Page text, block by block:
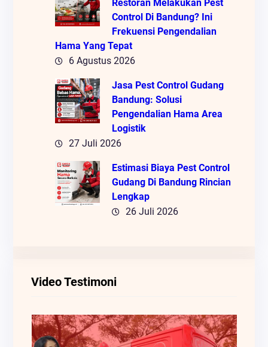
Restoran Melakukan Pest
Control Di Bandung? Ini
Frekuensi Pengendalian
Hama Yang Tepat
6 Agustus 2026
Jasa Pest Control Gudang
Bandung: Solusi
Pengendalian Hama Area
Logistik
27 Juli 2026
Estimasi Biaya Pest Control
Gudang Di Bandung Rincian
Lengkap
26 Juli 2026
Video Testimoni